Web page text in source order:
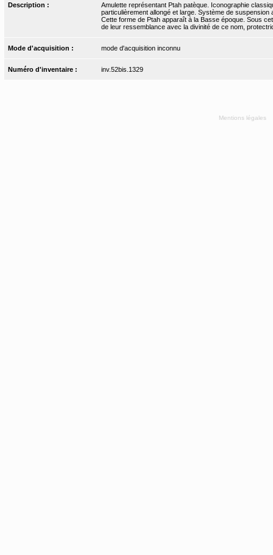
Description :
Amulette représentant Ptah patèque. Iconographie
particulièrement allongé et large. Système de
Cette forme de Ptah apparaît à la Basse époque. Sous
de leur ressemblance avec la divinité de ce nom,
Mode d'acquisition : mode d'acquisition inconnu
Numéro d'inventaire : inv.52bis.1329
Mentions légales